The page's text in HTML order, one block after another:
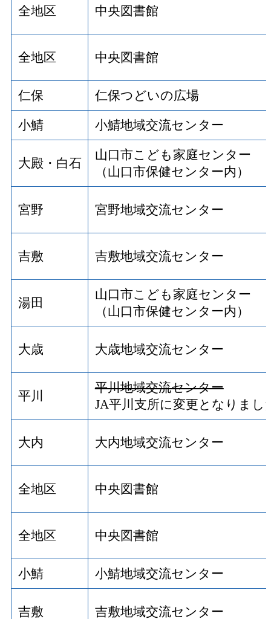
全地区 中央図書館
全地区 中央図書館
仁保 仁保つどいの広場
小鯖 小鯖地域交流センター
大殿・白石
山口市こども家庭センター
（山口市保健センター内）
宮野 宮野地域交流センター
吉敷 吉敷地域交流センター
湯田
山口市こども家庭センター
（山口市保健センター内）
大歳 大歳地域交流センター
平川
平川地域交流センター
JA平川支所に変更となりまし
大内 大内地域交流センター
全地区 中央図書館
全地区 中央図書館
小鯖 小鯖地域交流センター
吉敷 吉敷地域交流センター